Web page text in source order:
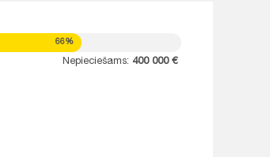
66%
Nepieciešams: 400 000 €